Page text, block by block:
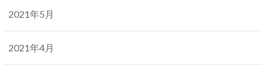
2021年5月
2021年4月